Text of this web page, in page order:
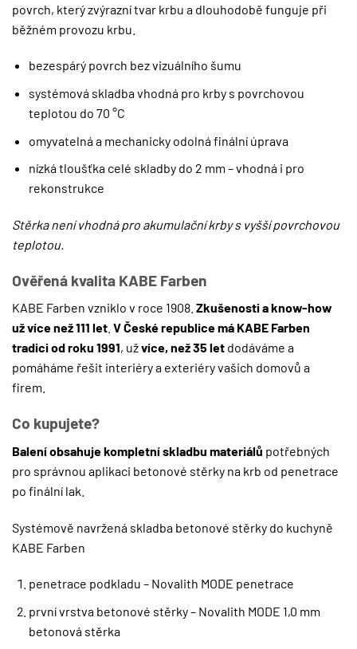
povrch, který zvýrazní tvar krbu a dlouhodobě funguje při
běžném provozu krbu.
bezespárý povrch bez vizuálního šumu
systémová skladba vhodná pro krby s povrchovou
teplotou do 70 °C
omyvatelná a mechanicky odolná finální úprava
nízká tloušťka celé skladby do 2 mm – vhodná i pro
rekonstrukce
Stěrka není vhodná pro akumulační krby s vyšší povrchovou
teplotou.
Ověřená kvalita KABE Farben
KABE Farben vzniklo v roce 1908. Zkušenosti a know-how
už více než 111 let V České republice má KABE Farben
tradici od roku 1991, užvíce, než 35 let dodáváme a
pomáháme řešit interiéry a exteriéry vašich domovů a
firem.
Co kupujete?
Balení obsahuje kompletní skladbu materiálů potřebných
pro správnou aplikaci betonové stěrky na krb od penetrace
po finální lak.
Systémově navržená skladba betonové stěrky do kuchyně
KABE Farben
penetrace podkladu – Novalith MODE penetrace
první vrstva betonové stěrky – Novalith MODE 1,0 mm
betonová stěrka